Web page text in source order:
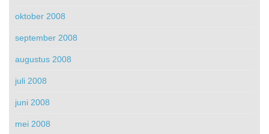
oktober 2008
september 2008
augustus 2008
juli 2008
juni 2008
mei 2008